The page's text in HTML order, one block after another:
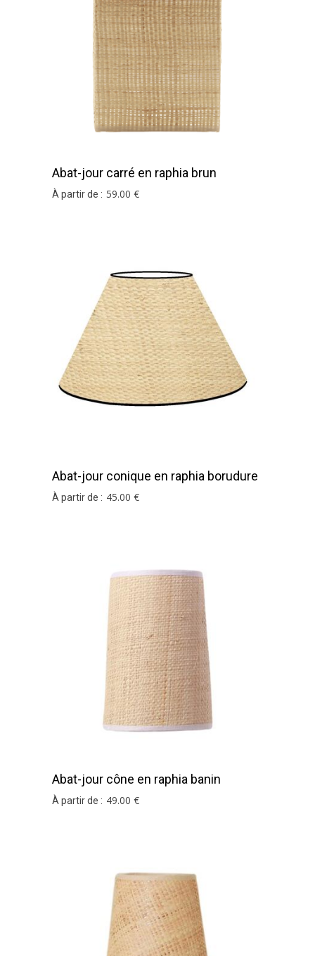
Abat-jour carré en raphia brun
À partir de : 59.00 €
Abat-jour conique en raphia borudure
noire
À partir de : 45.00 €
Abat-jour cône en raphia banin
À partir de : 49.00 €